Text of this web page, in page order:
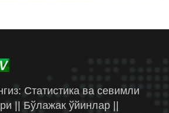
Статистика ва севимли
|| Бўлажак ўйинлар ||